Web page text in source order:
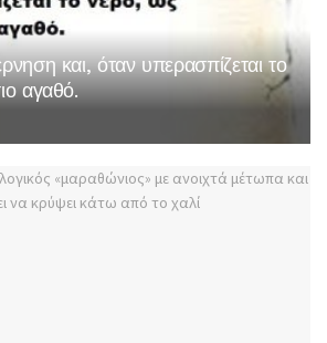
και, όταν υπερασπίζεται το
αγαθό.